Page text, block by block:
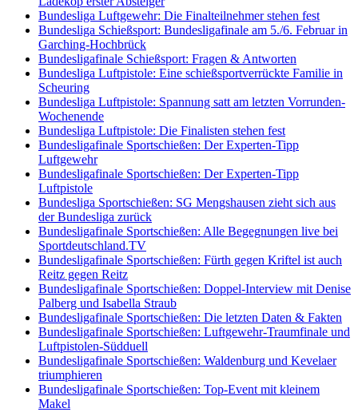
Bundesliga Luftgewehr: Die Finalteilnehmer stehen fest
Bundesliga Schießsport: Bundesligafinale am 5./6. Februar in
Garching-Hochbrück
Bundesligafinale Schießsport: Fragen & Antworten
Bundesliga Luftpistole: Eine schießsportverrückte Familie in
Scheuring
Bundesliga Luftpistole: Spannung satt am letzten Vorrunden-
Wochenende
Bundesliga Luftpistole: Die Finalisten stehen fest
Bundesligafinale Sportschießen: Der Experten-Tipp
Luftgewehr
Bundesligafinale Sportschießen: Der Experten-Tipp
Luftpistole
Bundesliga Sportschießen: SG Mengshausen zieht sich aus
der Bundesliga zurück
Bundesligafinale Sportschießen: Alle Begegnungen live bei
Sportdeutschland.TV
Bundesligafinale Sportschießen: Fürth gegen Kriftel ist auch
Reitz gegen Reitz
Bundesligafinale Sportschießen: Doppel-Interview mit Denise
Palberg und Isabella Straub
Bundesligafinale Sportschießen: Die letzten Daten & Fakten
Bundesligafinale Sportschießen: Luftgewehr-Traumfinale und
Luftpistolen-Südduell
Bundesligafinale Sportschießen: Waldenburg und Kevelaer
triumphieren
Bundesligafinale Sportschießen: Top-Event mit kleinem
Makel